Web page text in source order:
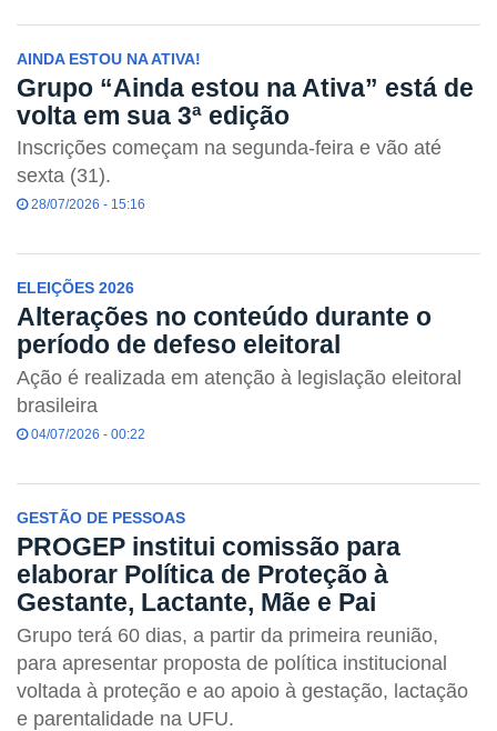
AINDA ESTOU NA ATIVA!
Grupo “Ainda estou na Ativa” está de
volta em sua 3ª edição
Inscrições começam na segunda-feira e vão até
sexta (31).
28/07/2026 - 15:16
ELEIÇÕES 2026
Alterações no conteúdo durante o
período de defeso eleitoral
Ação é realizada em atenção à legislação eleitoral
brasileira
04/07/2026 - 00:22
GESTÃO DE PESSOAS
PROGEP institui comissão para
elaborar Política de Proteção à
Gestante, Lactante, Mãe e Pai
Grupo terá 60 dias, a partir da primeira reunião,
para apresentar proposta de política institucional
voltada à proteção e ao apoio à gestação, lactação
e parentalidade na UFU.